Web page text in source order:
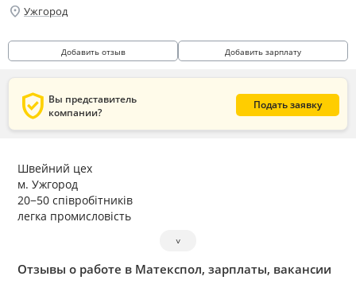
location_on Ужгород
Добавить отзыв Добавить зарплату
verified_user Вы представитель
компании?
Подать заявку
Швейний цех
м. Ужгород
20−50 співробітників
легка промисловість
˅
Отзывы о работе в Матекспол, зарплаты, вакансии